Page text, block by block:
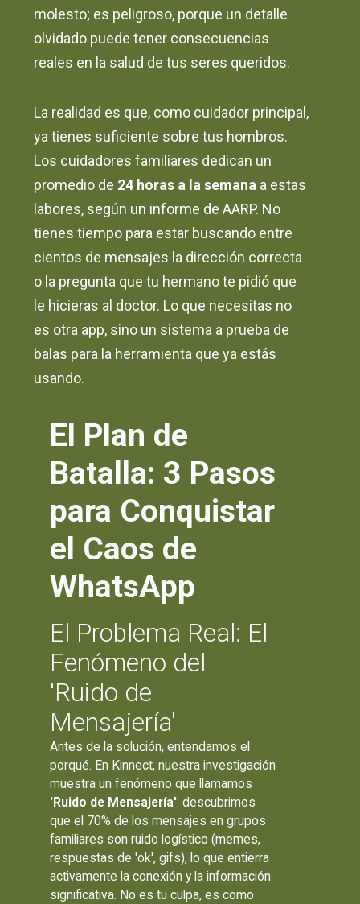
molesto; es peligroso, porque un detalle
olvidado puede tener consecuencias
reales en la salud de tus seres queridos.
La realidad es que, como cuidador principal,
ya tienes suficiente sobre tus hombros.
Los cuidadores familiares dedican un
promedio de 24 horas a la semana a estas
labores, según un informe de AARP. No
tienes tiempo para estar buscando entre
cientos de mensajes la dirección correcta
o la pregunta que tu hermano te pidió que
le hicieras al doctor. Lo que necesitas no
es otra app, sino un sistema a prueba de
balas para la herramienta que ya estás
usando.
El Plan de
Batalla: 3 Pasos
para Conquistar
el Caos de
WhatsApp
El Problema Real: El
Fenómeno del
'Ruido de
Mensajería'
Antes de la solución, entendamos el
porqué. En Kinnect, nuestra investigación
muestra un fenómeno que llamamos
'Ruido de Mensajería': descubrimos
que el 70% de los mensajes en grupos
familiares son ruido logístico (memes,
respuestas de 'ok', gifs), lo que entierra
activamente la conexión y la información
significativa. No es tu culpa, es como